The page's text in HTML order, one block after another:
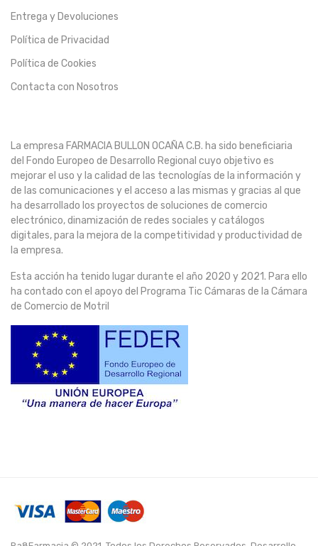
Entrega y Devoluciones
Política de Privacidad
Política de Cookies
Contacta con Nosotros
La empresa FARMACIA BULLON OCAÑA C.B. ha sido beneficiaria
del Fondo Europeo de Desarrollo Regional cuyo objetivo es
mejorar el uso y la calidad de las tecnologías de la información y
de las comunicaciones y el acceso a las mismas y gracias al que
ha desarrollado los proyectos de soluciones de comercio
electrónico, dinamización de redes sociales y catálogos
digitales, para la mejora de la competitividad y productividad de
la empresa.
Esta acción ha tenido lugar durante el año 2020 y 2021. Para ello
ha contado con el apoyo del Programa Tic Cámaras de la Cámara
de Comercio de Motril